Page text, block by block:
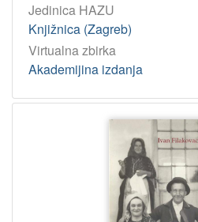
Jedinica HAZU
Knjižnica (Zagreb)
Virtualna zbirka
Akademijina izdanja